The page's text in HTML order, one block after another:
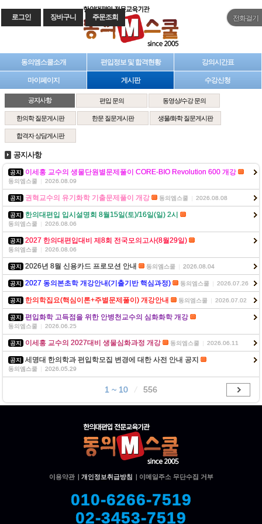
전화걸기
동의엠스쿨소개 편입정보 및 합격현황 강의시간표
마이페이지 게시판 수강신청
공지사항 편입 문의 동영상/수강 문의
한의학 질문게시판 한문 질문게시판 생물/화학 질문게시판
합격자 상담게시판
공지사항
공지 이세홍 교수의 생물단원별문제풀이 CORE-BIO Revolution 600 개강
동의엠스쿨 2026.08.09
공지 권혁교수의 유기화학 기출문제풀이 개강 동의엠스쿨 2026.08.08
공지 한의대편입 입시설명회 8월15일(토)/16일(일) 2시
동의엠스쿨 2026.08.06
공지 2027 한의대편입대비 제8회 전국모의고사(8월29일)
동의엠스쿨 2026.08.06
공지 2026년 8월 신용카드 프로모션 안내 동의엠스쿨 2026.08.04
공지 2027 동의본초학 개강안내(기출기반 핵심과정) 동의엠스쿨 2026.07.26
공지 한의학집요(핵심이론+주별문제풀이) 개강안내 동의엠스쿨 2026.07.02
공지 편입화학 고득점을 위한 안병천교수의 심화화학 개강
동의엠스쿨 2026.06.25
공지 이세홍 교수의 2027대비 생물심화과정 개강 동의엠스쿨 2026.06.11
공지 세명대 한의학과 편입학모집 변경에 대한 사전 안내 공지
동의엠스쿨 2026.05.29
1 ~ 10 / 556
이용약관 | 개인정보취급방침 | 이메일주소 무단수집 거부
010-6266-7519
02-3453-7519
로그인 장바구니 주문조회